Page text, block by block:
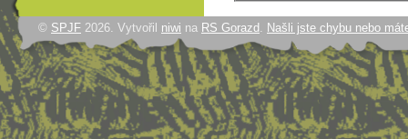
© SPJF 2026. Vytvořil niwi na RS Gorazd . Našli jste chybu nebo